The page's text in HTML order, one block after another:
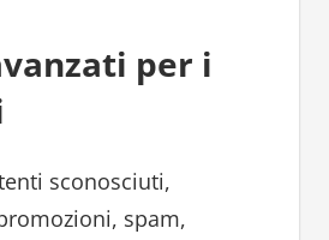
per i
sconosciuti,
spam,